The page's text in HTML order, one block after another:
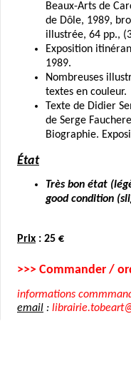
Beaux-Arts de
de Dôle, 1989,
illustrée, 64 pp.,
Exposition
1989.
Nombreuses
textes en couleur.
Texte de Didier
de Serge
Biographie.
État
Très bon état
good condition
Prix : 25 €
>>> Commander /
informations
email :